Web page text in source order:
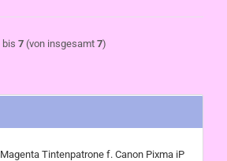
bis 7 (von insgesamt 7)
Magenta Tintenpatrone f. Canon Pixma iP